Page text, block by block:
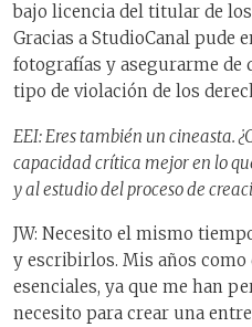
bajo licencia del titular de
Gracias a StudioCanal pude
fotografías y asegurarme
tipo de violación de los
EEI: Eres también un cineasta.
capacidad crítica mejor en lo
y al estudio del proceso de
JW: Necesito el mismo
y escribirlos. Mis años
esenciales, ya que me han
necesito para crear una